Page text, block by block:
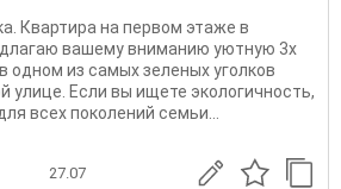
Квартира на первом этаже в
вашему вниманию уютную 3х
одном из самых зеленых уголков
улице. Если вы ищете экологичность,
всех поколений семьи...
27.07